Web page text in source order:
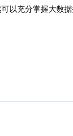
以充分掌握大数